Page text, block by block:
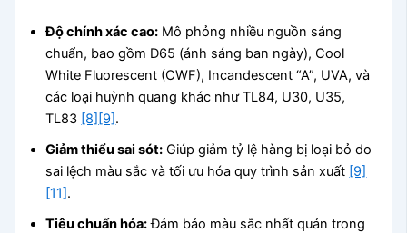
Độ chính xác cao: Mô phỏng nhiều nguồn sáng
chuẩn, bao gồm D65 (ánh sáng ban ngày), Cool
White Fluorescent (CWF), Incandescent “A”, UVA, và
các loại huỳnh quang khác như TL84, U30, U35,
TL83 [8] [9].
Giảm thiểu sai sót: Giúp giảm tỷ lệ hàng bị loại bỏ do
sai lệch màu sắc và tối ưu hóa quy trình sản xuất [9]
[11].
Tiêu chuẩn hóa:Đảm bảo màu sắc nhất quán trong